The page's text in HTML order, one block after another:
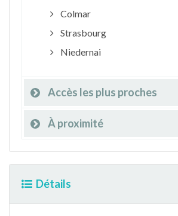
Colmar
Strasbourg
Niedernai
Accès les plus proches
À proximité
Détails